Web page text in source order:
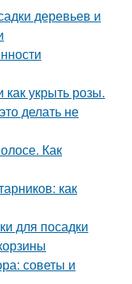
деревьев и
укрыть розы.
делать не
Как
как
для посадки
советы и